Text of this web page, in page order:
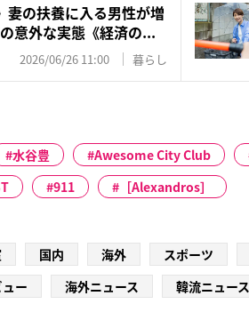
妻の扶養に入る男性が増
意外な実態《経済の...
2026/06/26 11:00 暮らし
水谷豊 Awesome City Club
911 ［Alexandros］
国内 海外 スポーツ
ー 海外ニュース 韓流ニュース